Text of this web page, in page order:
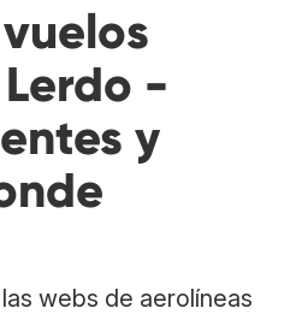
-
y
webs de aerolíneas